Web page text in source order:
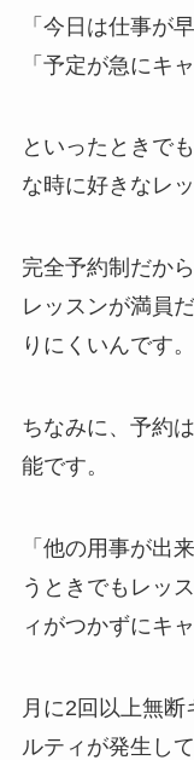
「今日は仕事が
「予定が急にキ
といったときで
な時に好きなレ
完全予約制だから
レッスンが満員
りにくいんです。
ちなみに、予約
能です。
「他の用事が出
うときでもレッ
ィがつかずにキ
月に2回以上無
ルティが発生し